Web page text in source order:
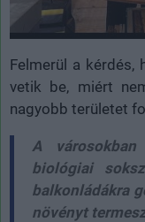
Felmerül a kérdés,
vetik be, miért
nagyobb területet
A
biológiai
balkonládákra
növényt